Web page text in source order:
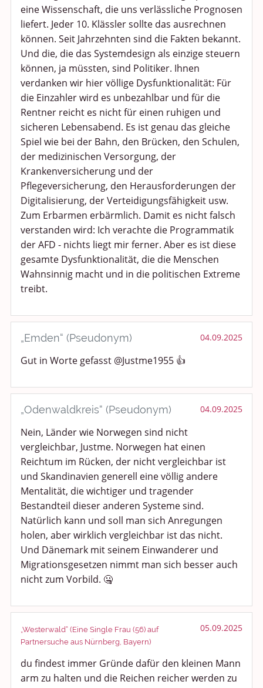
eine Wissenschaft, die uns verlässliche Prognosen
liefert. Jeder 10. Klässler sollte das ausrechnen
können. Seit Jahrzehnten sind die Fakten bekannt.
Und die, die das Systemdesign als einzige steuern
können, ja müssten, sind Politiker. Ihnen
verdanken wir hier völlige Dysfunktionalität: Für
die Einzahler wird es unbezahlbar und für die
Rentner reicht es nicht für einen ruhigen und
sicheren Lebensabend. Es ist genau das gleiche
Spiel wie bei der Bahn, den Brücken, den Schulen,
der medizinischen Versorgung, der
Krankenversicherung und der
Pflegeversicherung, den Herausforderungen der
Digitalisierung, der Verteidigungsfähigkeit usw.
Zum Erbarmen erbärmlich. Damit es nicht falsch
verstanden wird: Ich verachte die Programmatik
der AFD - nichts liegt mir ferner. Aber es ist diese
gesamte Dysfunktionalität, die die Menschen
Wahnsinnig macht und in die politischen Extreme
treibt.
„Emden“ (Pseudonym) 04.09.2025
Gut in Worte gefasst @Justme1955 👍
„Odenwaldkreis“ (Pseudonym) 04.09.2025
Nein, Länder wie Norwegen sind nicht
vergleichbar, Justme. Norwegen hat einen
Reichtum im Rücken, der nicht vergleichbar ist
und Skandinavien generell eine völlig andere
Mentalität, die wichtiger und tragender
Bestandteil dieser anderen Systeme sind.
Natürlich kann und soll man sich Anregungen
holen, aber wirklich vergleichbar ist das nicht.
Und Dänemark mit seinem Einwanderer und
Migrationsgesetzen nimmt man sich besser auch
nicht zum Vorbild. 🤐
„Westerwald“ (Eine Single Frau (56) auf
Partnersuche aus Nürnberg, Bayern)
05.09.2025
du findest immer Gründe dafür den kleinen Mann
arm zu halten und die Reichen reicher werden zu